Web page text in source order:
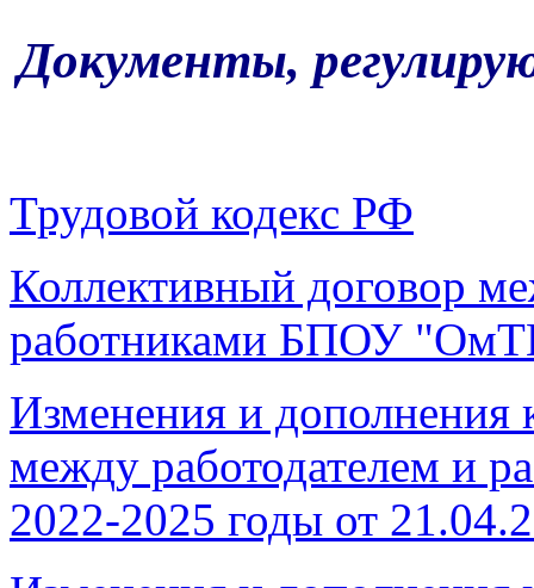
Документы,
Трудовой кодекс РФ
Коллективный договор
работниками БПОУ
Изменения и дополнения
между работодателем и
2022-2025 годы от